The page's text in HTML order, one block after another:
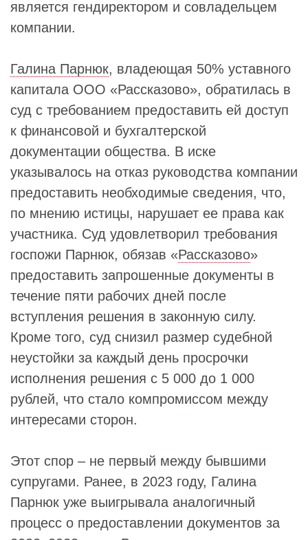
является гендиректором и совладельцем
компании.
Галина Парнюк, владеющая 50% уставного
капитала ООО «Рассказово», обратилась в
суд с требованием предоставить ей доступ
к финансовой и бухгалтерской
документации общества. В иске
указывалось на отказ руководства компании
предоставить необходимые сведения, что,
по мнению истицы, нарушает ее права как
участника. Суд удовлетворил требования
госпожи Парнюк, обязав «Рассказово»
предоставить запрошенные документы в
течение пяти рабочих дней после
вступления решения в законную силу.
Кроме того, суд снизил размер судебной
неустойки за каждый день просрочки
исполнения решения с 5 000 до 1 000
рублей, что стало компромиссом между
интересами сторон.
Этот спор – не первый между бывшими
супругами. Ранее, в 2023 году, Галина
Парнюк уже выигрывала аналогичный
процесс о предоставлении документов за